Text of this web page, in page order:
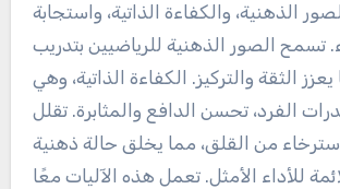
الذهنية، والكفاءة الذاتية، واستجابة
تسمح الصور الذهنية للرياضيين بتدريب
يعزز الثقة والتركيز. الكفاءة الذاتية، وهي
الفرد، تحسن الدافع والمثابرة. تقلل
من القلق، مما يخلق حالة ذهنية
للأداء الأمثل. تعمل هذه الآليات معًا